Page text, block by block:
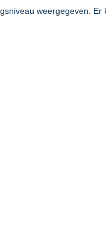
weergegeven. Er